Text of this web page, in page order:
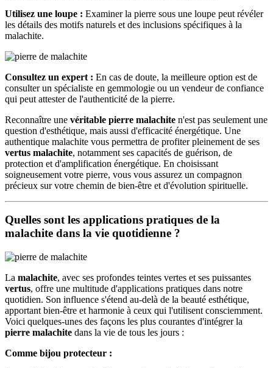
Utilisez une loupe : Examiner la pierre sous une loupe peut révéler
les détails des motifs naturels et des inclusions spécifiques à la
malachite.
Consultez un expert : En cas de doute, la meilleure option est de
consulter un spécialiste en gemmologie ou un vendeur de confiance
qui peut attester de l'authenticité de la pierre.
Reconnaître une véritable pierre malachite n'est pas seulement une
question d'esthétique, mais aussi d'efficacité énergétique. Une
authentique malachite vous permettra de profiter pleinement de ses
vertus malachite, notamment ses capacités de guérison, de
protection et d'amplification énergétique. En choisissant
soigneusement votre pierre, vous vous assurez un compagnon
précieux sur votre chemin de bien-être et d'évolution spirituelle.
Quelles sont les applications pratiques de la
malachite dans la vie quotidienne ?
La malachite, avec ses profondes teintes vertes et ses puissantes
vertus, offre une multitude d'applications pratiques dans notre
quotidien. Son influence s'étend au-delà de la beauté esthétique,
apportant bien-être et harmonie à ceux qui l'utilisent consciemment.
Voici quelques-unes des façons les plus courantes d'intégrer la
pierre malachite dans la vie de tous les jours :
Comme bijou protecteur :